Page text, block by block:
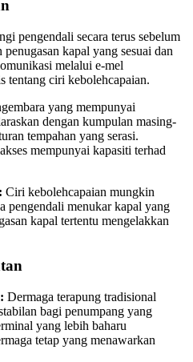
pengendali secara terus sebelum
kapal yang sesuai dan
melalui e-mel
tentang ciri kebolehcapaian.
yang mempunyai
dengan kumpulan masing-
tempahan yang serasi.
mempunyai kapasiti terhad
Ciri kebolehcapaian mungkin
pengendali menukar kapal yang
kapal tertentu mengelakkan
Dermaga terapung tradisional
bagi penumpang yang
yang lebih baharu
tetap yang menawarkan